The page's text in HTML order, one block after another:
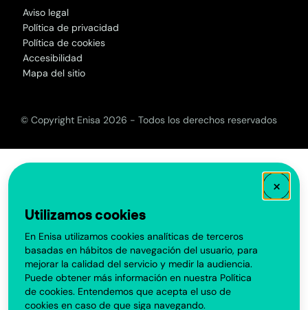
×
Utilizamos cookies
En Enisa utilizamos cookies analíticas de terceros
basadas en hábitos de navegación del usuario, para
mejorar la calidad del servicio y medir la audiencia.
Puede obtener más información en nuestra Política
de cookies. Entendemos que acepta el uso de
cookies en caso de que siga navegando.
Aviso legal
Política de privacidad
Política de cookies
Accesibilidad
Mapa del sitio
© Copyright Enisa 2026 - Todos los derechos reservados